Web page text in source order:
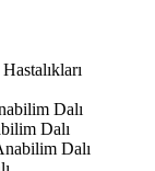
Dalı
Dalı
Dalı